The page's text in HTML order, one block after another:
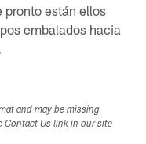
pronto están ellos
embalados hacia
and may be missing
Contact Us link in our site